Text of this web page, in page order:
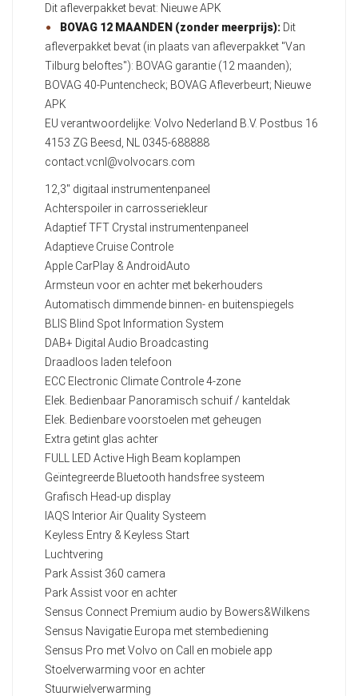
Dit afleverpakket bevat: Nieuwe APK
BOVAG 12 MAANDEN (zonder meerprijs): Dit
afleverpakket bevat (in plaats van afleverpakket "Van
Tilburg beloftes"): BOVAG garantie (12 maanden);
BOVAG 40-Puntencheck; BOVAG Afleverbeurt; Nieuwe
APK
EU verantwoordelijke: Volvo Nederland B.V. Postbus 16
4153 ZG Beesd, NL 0345-688888
contact.vcnl@volvocars.com
12,3" digitaal instrumentenpaneel
Achterspoiler in carrosseriekleur
Adaptief TFT Crystal instrumentenpaneel
Adaptieve Cruise Controle
Apple CarPlay & AndroidAuto
Armsteun voor en achter met bekerhouders
Automatisch dimmende binnen- en buitenspiegels
BLIS Blind Spot Information System
DAB+ Digital Audio Broadcasting
Draadloos laden telefoon
ECC Electronic Climate Controle 4-zone
Elek. Bedienbaar Panoramisch schuif / kanteldak
Elek. Bedienbare voorstoelen met geheugen
Extra getint glas achter
FULL LED Active High Beam koplampen
Geïntegreerde Bluetooth handsfree systeem
Grafisch Head-up display
IAQS Interior Air Quality Systeem
Keyless Entry & Keyless Start
Luchtvering
Park Assist 360 camera
Park Assist voor en achter
Sensus Connect Premium audio by Bowers&Wilkens
Sensus Navigatie Europa met stembediening
Sensus Pro met Volvo on Call en mobiele app
Stoelverwarming voor en achter
Stuurwielverwarming